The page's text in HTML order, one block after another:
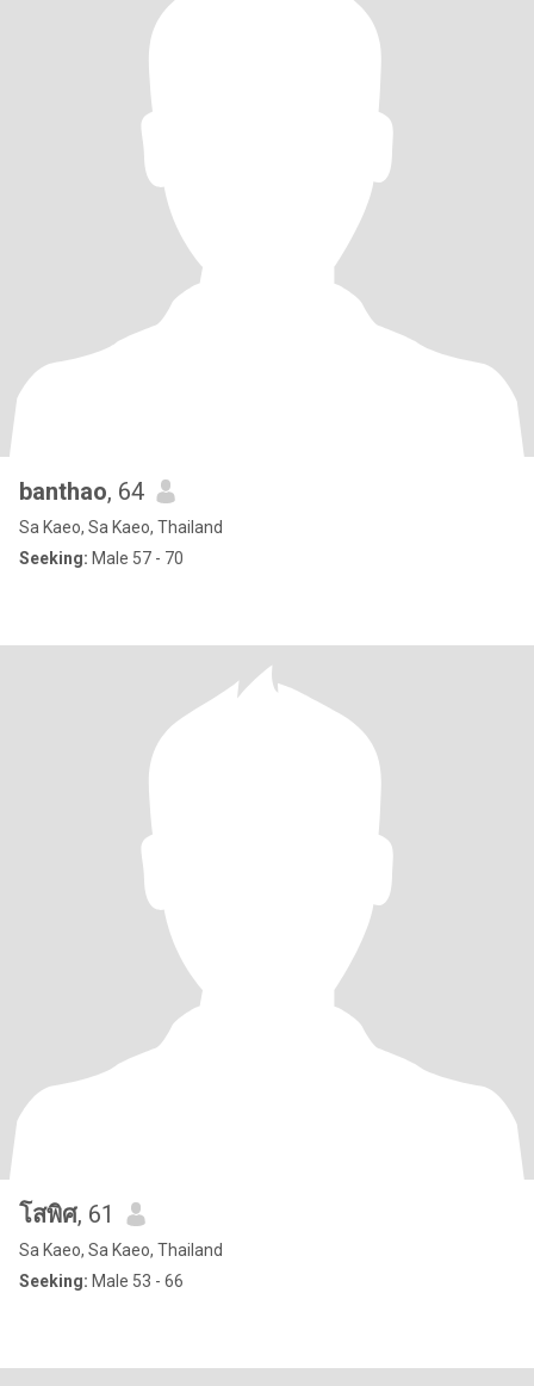
banthao, 64
Sa Kaeo, Sa Kaeo, Thailand
Seeking: Male 57 - 70
โสพิศ, 61
Sa Kaeo, Sa Kaeo, Thailand
Seeking: Male 53 - 66